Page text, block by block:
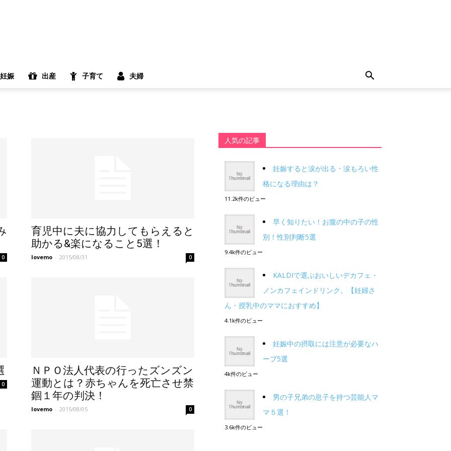
妊娠 出産 子育て 夫婦
0
育児中に夫に協力してもらえると
助かる&楽になること5選！
lovemo - 2015/08/31 0
0
ＮＰＯ法人代表の行ったズンズン
運動とは？赤ちゃんを死亡させ禁
錮１年の判決！
lovemo - 2015/08/05 0
人気の記事
妊娠すると涙が出る・涙もろい性
格になる理由は？
11.2k件のビュー
早く知りたい！お腹の中の子の性
別！性別判断5選
9.4k件のビュー
KALDIで選ぶおいしいデカフェ・
ノンカフェインドリンク。【妊婦さ
ん・授乳中のママにおすすめ】
4.1k件のビュー
妊娠中の摂取には注意が必要なハ
ーブ5選
4k件のビュー
男の子兄弟の息子を持つ芸能人マ
マ５選！
3.6k件のビュー